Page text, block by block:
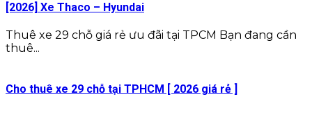
[2026] Xe Thaco – Hyundai
Thuê xe 29 chỗ giá rẻ ưu đãi tại TPCM Bạn đang cần
thuê...
Cho thuê xe 29 chỗ tại TPHCM [ 2026 giá rẻ ]